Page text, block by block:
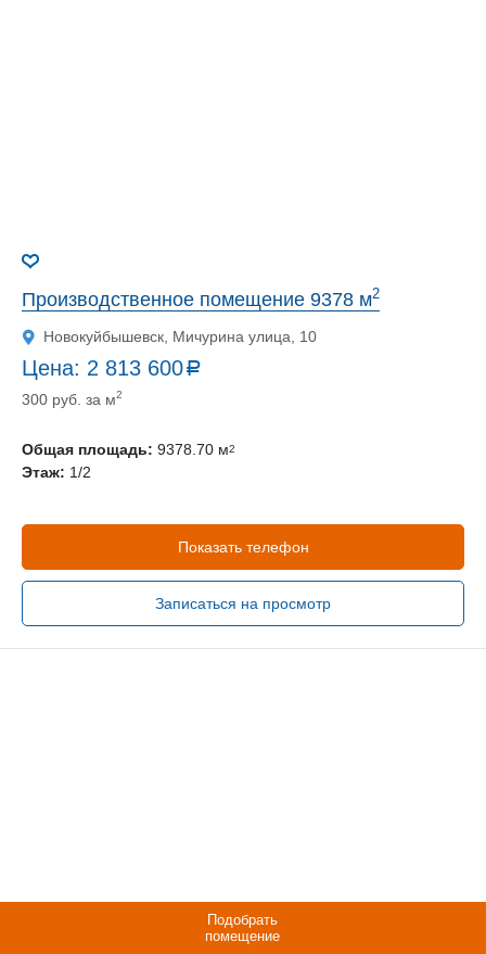
Производственное помещение 9378 м2
Новокуйбышевск, Мичурина улица, 10
Цена: 2 813 600 a
руб.
300 руб. за м2
Общая площадь: 9378.70 м2
Этаж: 1/2
Показать телефон
Записаться на просмотр
Подобрать
помещение